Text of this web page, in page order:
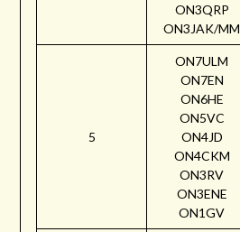
ON3QRP
ON3JAK/MM
5
ON7ULM
ON7EN
ON6HE
ON5VC
ON4JD
ON4CKM
ON3RV
ON3ENE
ON1GV